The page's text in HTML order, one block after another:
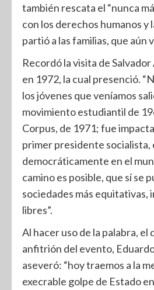
también rescata el “nunca
con los derechos humanos y
partió a las familias, que aún
Recordó la visita de
en 1972, la cual presenció.
los jóvenes que veníamos
movimiento estudiantil de
Corpus, de 1971; fue
primer presidente socialista,
democráticamente en el
camino es posible, que sí se
sociedades más equitativas,
libres”.
Al hacer uso de la palabra, el
anfitrión del evento,
aseveró: “hoy traemos a la
execrable golpe de Estado